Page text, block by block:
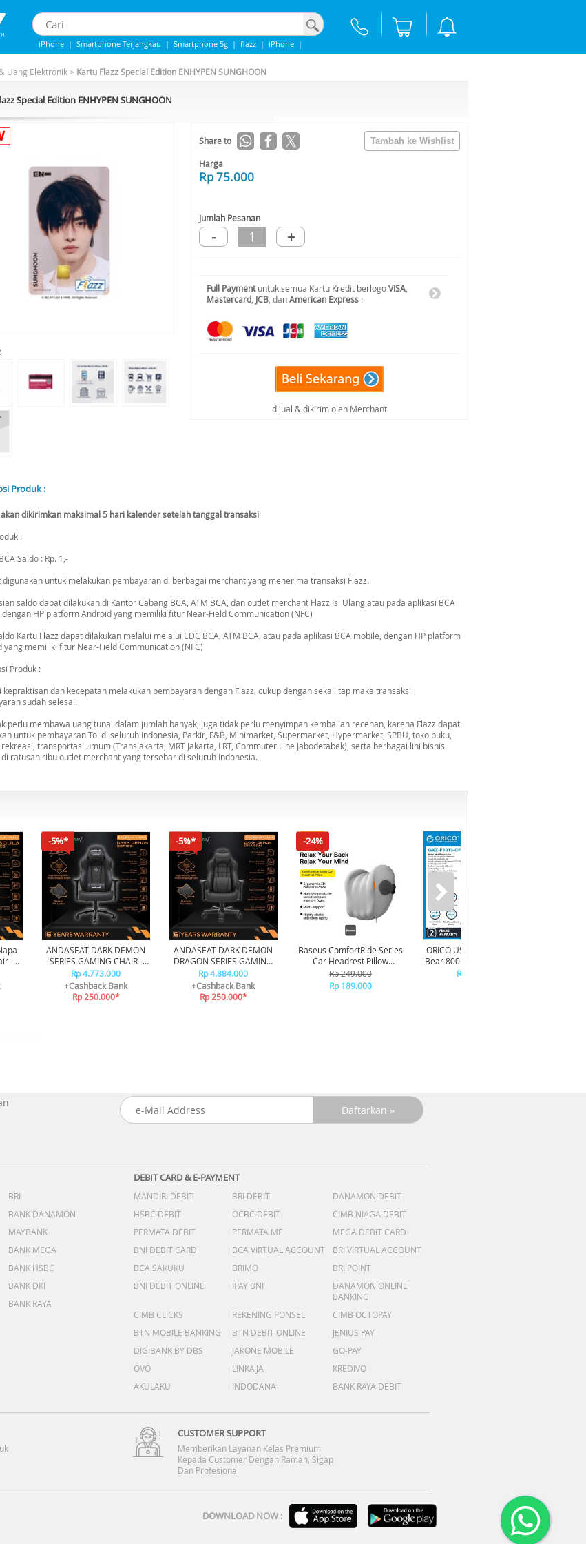
iPhone | Smartphone Terjangkau | Smartphone 5g | flazz | iPhone |
Uang Elektronik> Kartu Flazz Special Edition ENHYPEN SUNGHOON
Special Edition ENHYPEN SUNGHOON
Share to
Harga
Rp 75.000
Jumlah Pesanan
- 1 +
Full Paymentuntuk semua Kartu Kredit berlogoVISA
Mastercard JCB , danAmerican Express :
dijual & dikirim oleh Merchant
Produk :
dikirimkan maksimal 5 hari kalender setelah tanggal transaksi
:
Saldo : Rp. 1,-
digunakan untuk melakukan pembayaran di berbagai merchant yang menerima transaksi Flazz.
saldo dapat dilakukan di Kantor Cabang BCA, ATM BCA, dan outlet merchant Flazz Isi Ulang atau pada aplikasi BCA
dengan HP platform Android yang memiliki fitur Near-Field Communication (NFC)
Kartu Flazz dapat dilakukan melalui melalui EDC BCA, ATM BCA, atau pada aplikasi BCA mobile, dengan HP platform
yang memiliki fitur Near-Field Communication (NFC)
Produk :
kepraktisan dan kecepatan melakukan pembayaran dengan Flazz, cukup dengan sekali tap maka transaksi
sudah selesai.
perlu membawa uang tunai dalam jumlah banyak, juga tidak perlu menyimpan kembalian recehan, karena Flazz dapat
untuk pembayaran Tol di seluruh Indonesia, Parkir, F&B, Minimarket, Supermarket, Hypermarket, SPBU, toko buku,
transportasi umum (Transjakarta, MRT Jakarta, LRT, Commuter Line Jabodetabek), serta berbagai lini bisnis
di ratusan ribu outlet merchant yang tersebar di seluruh Indonesia.
-
-5%*
ANDASEAT DARK DEMON
SERIES GAMING CHAIR -
BLACK
Rp 4.773.000
+Cashback Bank
Rp 250.000*
-5%*
ANDASEAT DARK DEMON
DRAGON SERIES GAMING
CHAIR - BLACK
Rp 4.884.000
+Cashback Bank
Rp 250.000*
-24%
Baseus ComfortRide Series
Car Headrest Pillow
CNTZ000013 - Gray
Rp 249.000
Rp 189.000
ORICO USB Neck Fan Maka
Bear 800mAh - GXZ-F1013 -
Rp 113.000
BRI
BANK DANAMON
MAYBANK
BANK MEGA
BANK HSBC
BANK DKI
BANK RAYA
DEBIT CARD & E-PAYMENT
MANDIRI DEBIT BRI DEBIT
DANAMON DEBIT
HSBC DEBIT
OCBC DEBIT
CIMB NIAGA DEBIT
PERMATA DEBIT
PERMATA ME
MEGA DEBIT CARD
BNI DEBIT CARD
BCA VIRTUAL ACCOUNT
BRI VIRTUAL ACCOUNT
BCA SAKUKU
BRIMO
BRI POINT
BNI DEBIT ONLINE
IPAY BNI
DANAMON ONLINE
BANKING
CIMB CLICKS
REKENING PONSEL
CIMB OCTOPAY
BTN MOBILE BANKING
BTN DEBIT ONLINE
JENIUS PAY
DIGIBANK BY DBS
JAKONE MOBILE
GO-PAY
OVO
LINKAJA
KREDIVO
AKULAKU
INDODANA BANK RAYA DEBIT
CUSTOMER SUPPORT
Memberikan Layanan Kelas Premium
Kepada Customer Dengan Ramah, Sigap
Dan Profesional
DOWNLOAD NOW :